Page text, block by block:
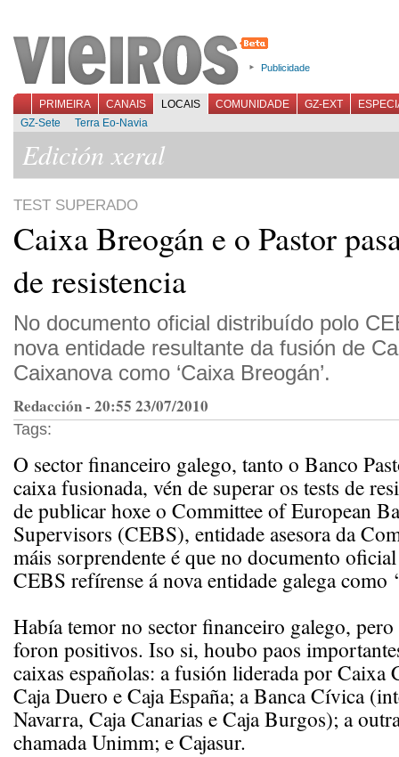
Publicidade
PRIMEIRA CANAIS LOCAIS COMUNIDADE GZ-EXT
GZ-Sete
Terra Eo-Navia
Edición xeral
TEST SUPERADO
Caixa Breogán e o Pastor
de resistencia
No documento oficial distribuído polo
nova entidade resultante da fusión de
Caixanova como ‘Caixa Breogán’.
Redacción - 20:55 23/07/2010
Tags:
O sector financeiro galego, tanto o Banco
caixa fusionada, vén de superar os tests de
de publicar hoxe o Committee of European
Supervisors (CEBS), entidade asesora da
máis sorprendente é que no documento
CEBS refírense á nova entidade galega como
Había temor no sector financeiro galego, pero
foron positivos. Iso si, houbo paos
caixas españolas: a fusión liderada por Caixa
Caja Duero e Caja España; a Banca Cívica
Navarra, Caja Canarias e Caja Burgos); a
chamada Unimm; e Cajasur.